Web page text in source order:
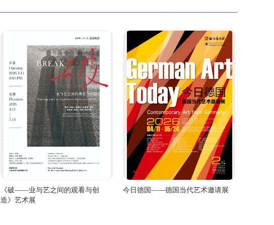
《破——业与艺之间的观看与创
造》艺术展
今日德国——德国当代艺术邀请展